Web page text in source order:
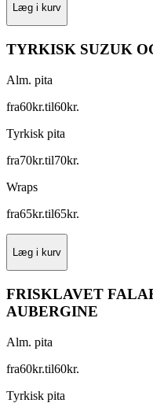
Læg i kurv
TYRKISK SUZUK
Alm. pita
fra60kr.til60kr.
Tyrkisk pita
fra70kr.til70kr.
Wraps
fra65kr.til65kr.
Læg i kurv
FRISKLAVET
AUBERGINE
Alm. pita
fra60kr.til60kr.
Tyrkisk pita